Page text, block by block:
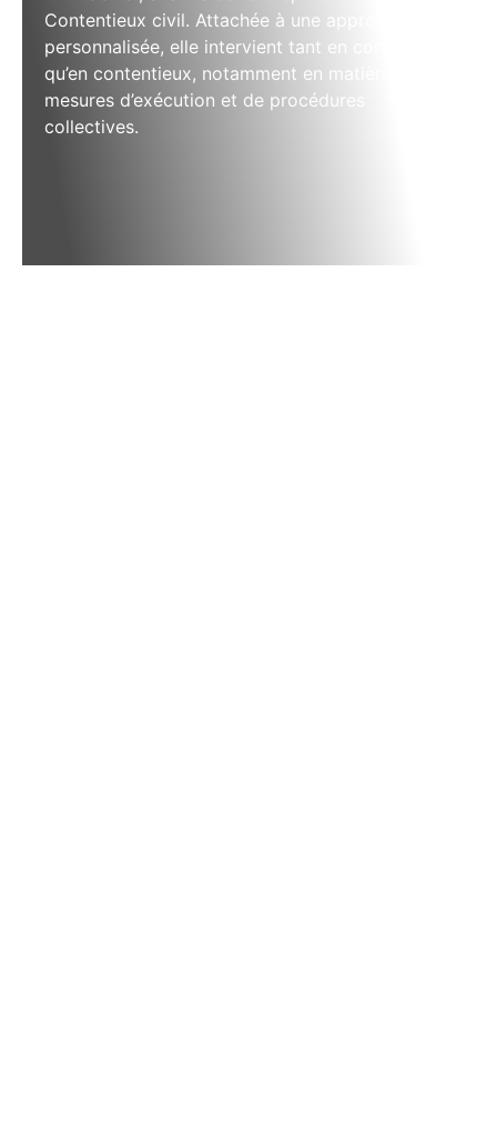
Contentieux civil. Attachée à une approche
personnalisée, elle intervient tant en conseil
qu’en contentieux, notamment en matière de
mesures d’exécution et de procédures
collectives.